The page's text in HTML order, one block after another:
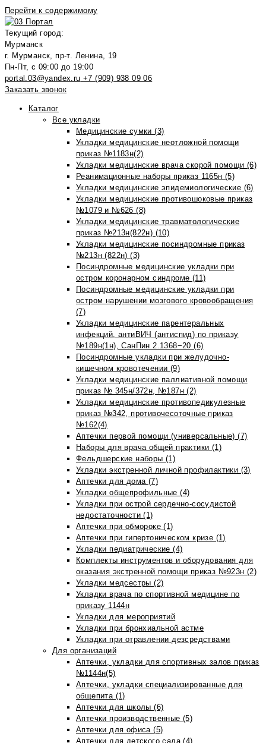
Перейти к содержимому
Текущий город:
Мурманск
г. Мурманск, пр-т. Ленина, 19
Пн-Пт, с 09:00 до 19:00
portal.03@yandex.ru +7 (909) 938 09 06
Заказать звонок
Каталог
Все укладки
Медицинские сумки (3)
Укладки медицинские неотложной помощи
приказ №1183н(2)
Укладки медицинские врача скорой помощи (6)
Реанимационные наборы приказ 1165н (5)
Укладки медицинские эпидемиологические (6)
Укладки медицинские противошоковые приказ
№1079 и №626 (8)
Укладки медицинские травматологические
приказ №213н(822н) (10)
Укладки медицинские посиндромные приказ
№213н (822н) (3)
Посиндромные медицинские укладки при
остром коронарном синдроме (11)
Посиндромные медицинские укладки при
остром нарушении мозгового кровообращения
(7)
Укладки медицинские парентеральных
инфекций, антиВИЧ (антиспид) по приказу
№189н(1н), СанПин 2.1368−20 (6)
Посиндромные укладки при желудочно-
кишечном кровотечении (9)
Укладки медицинские паллиативной помощи
приказ № 345н/372н, №187н (2)
Укладки медицинские противопедикулезные
приказ №342, противочесоточные приказ
№162(4)
Аптечки первой помощи (универсальные) (7)
Наборы для врача общей практики (1)
Фельдшерские наборы (1)
Укладки экстренной личной профилактики (3)
Аптечки для дома (7)
Укладки общепрофильные (4)
Укладки при острой сердечно-сосудистой
недостаточности (1)
Аптечки при обмороке (1)
Аптечки при гипертоническом кризе (1)
Укладки педиатрические (4)
Комплекты инструментов и оборудования для
оказания экстренной помощи приказ №923н (2)
Укладки медсестры (2)
Укладки врача по спортивной медицине по
приказу 1144н
Укладки для мероприятий
Укладки при бронхиальной астме
Укладки при отравлении дезсредствами
Для организаций
Аптечки, укладки для спортивных залов приказ
№1144н(5)
Аптечки, укладки специализированные для
общепита (1)
Аптечки для школы (6)
Аптечки производственные (5)
Аптечки для офиса (5)
Аптечки для детского сада (4)